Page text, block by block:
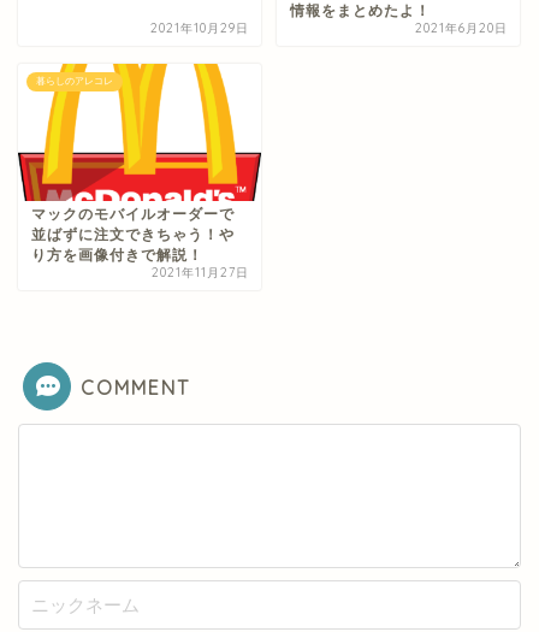
2021年10月29日
情報をまとめたよ！
2021年6月20日
暮らしのアレコレ
マックのモバイルオーダーで
並ばずに注文できちゃう！や
り方を画像付きで解説！
2021年11月27日
COMMENT